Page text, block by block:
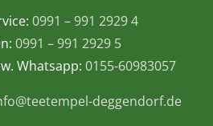
0991 – 991 2929 4
0991 – 991 2929 5
Whatsapp: 0155-60983057
deggendorf.de